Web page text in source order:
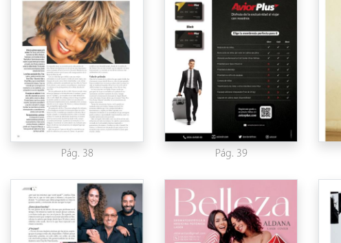
Pág. 38 Pág. 39